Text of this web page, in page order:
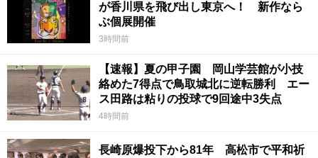
が香川県を飛び出し東京へ！ 新作なら
ぶ個展開催
3時間前
【速報】夏の甲子園 岡山学芸館が小技
絡めた7得点で鳥取城北に逆転勝利 エー
ス田路は粘りの投球で9回途中3失点
4時間前
長崎原爆投下から81年 高松市で平和祈